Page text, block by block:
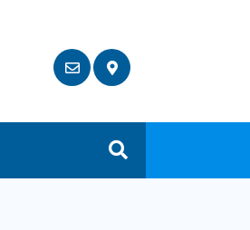
Buscar